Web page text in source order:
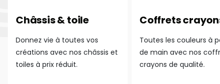
Châssis & toile
Donnez vie à toutes vos
créations avec nos châssis et
toiles à prix réduit.
Coffrets
Toutes les couleurs à
de main avec nos
crayons de qualité.